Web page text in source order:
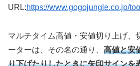
URL:https://www.gogojungle.co.jp/
マルチタイム高値・安値切り上げ、
ーターは、その名の通り、 高値と安
り下げたりしたときに矢印サインを